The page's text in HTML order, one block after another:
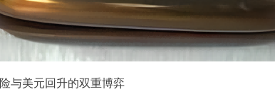
美元回升的双重博弈